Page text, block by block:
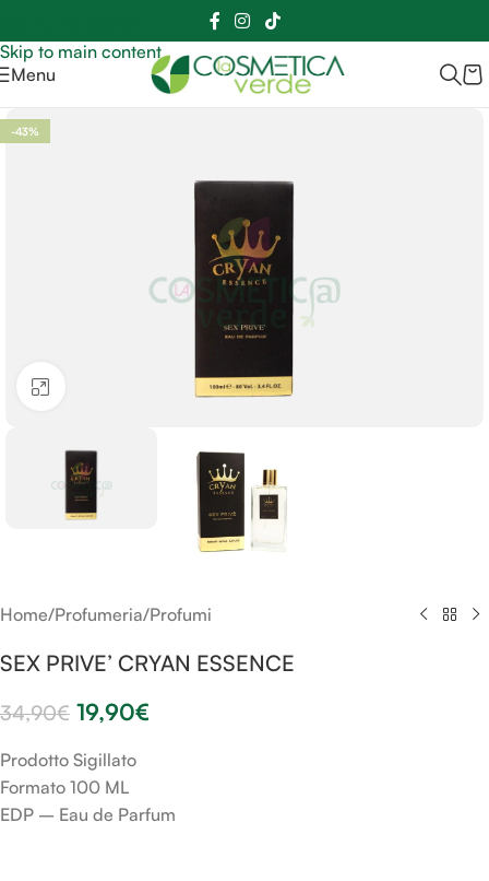
Skip to main content
Sei hai domande contattaci 📲3341056025 - 3886572748
Menu
-43%
Clicca per ingrandire
Home/Profumeria/Profumi
SEX PRIVE’ CRYAN ESSENCE
34,90€ 19,90€
Prodotto Sigillato
Formato 100 ML
EDP – Eau de Parfum